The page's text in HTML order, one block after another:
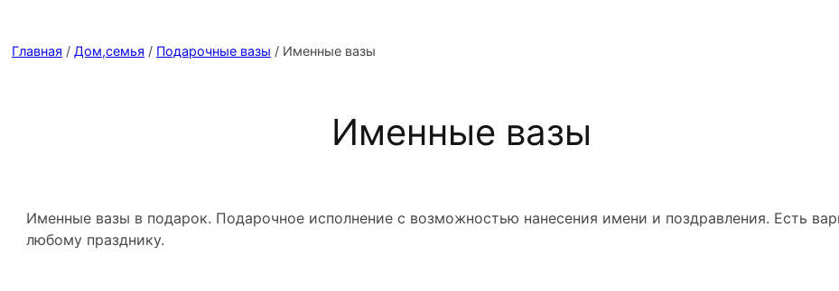
Главная / Дом,семья / Подарочные вазы / Именные вазы
Именные вазы
Именные вазы в подарок. Подарочное исполнение с возможностью нанесения имени и поздравления. Есть
любому празднику.